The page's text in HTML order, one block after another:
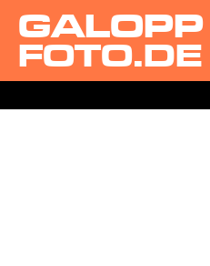
GALOPP
FOTO.DE